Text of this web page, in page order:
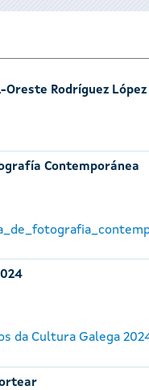
Rodríguez López
Contemporánea
da Cultura Galega